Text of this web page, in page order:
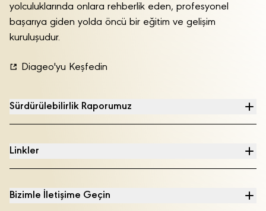
yolculuklarında onlara rehberlik eden, profesyonel
başarıya giden yolda öncü bir eğitim ve gelişim
kuruluşudur.
Diageo'yu Keşfedin
Sürdürülebilirlik Raporumuz
Linkler
Bizimle İletişime Geçin